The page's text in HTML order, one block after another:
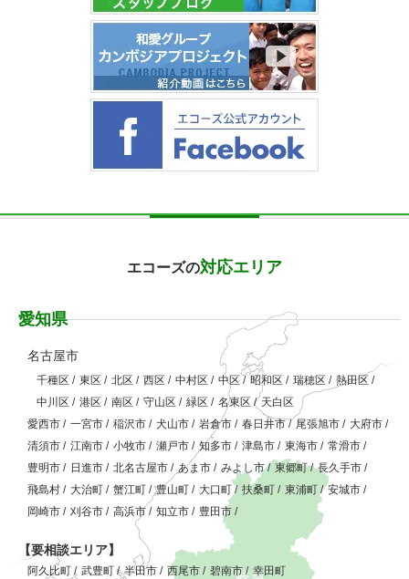
エコーズの対応エリア
愛知県
名古屋市
千種区 / 東区 / 北区 / 西区 / 中村区 / 中区 / 昭和区 / 瑞穂区 / 熱田区 /
中川区 / 港区 / 南区 / 守山区 / 緑区 / 名東区 / 天白区
愛西市 / 一宮市 / 稲沢市 / 犬山市 / 岩倉市 / 春日井市 / 尾張旭市 / 大府市 /
清須市 / 江南市 / 小牧市 / 瀬戸市 / 知多市 / 津島市 / 東海市 / 常滑市 /
豊明市 / 日進市 / 北名古屋市 / あま市 / みよし市/ 東郷町/ 長久手市 /
飛島村 / 大治町 / 蟹江町 / 豊山町 / 大口町/ 扶桑町 / 東浦町 / 安城市 /
岡崎市 / 刈谷市 / 高浜市 / 知立市 / 豊田市 /
【要相談エリア】
阿久比町 / 武豊町/ 半田市 / 西尾市 / 碧南市/ 幸田町